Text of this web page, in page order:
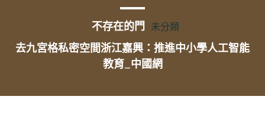
不存在的門 未分類
去九宮格私密空間浙江嘉興：推進中小學人工智能
教育_中國網